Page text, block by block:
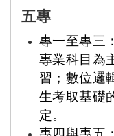
五專
專一至專三
專業科目為
習；數位邏
生考取基礎
定。